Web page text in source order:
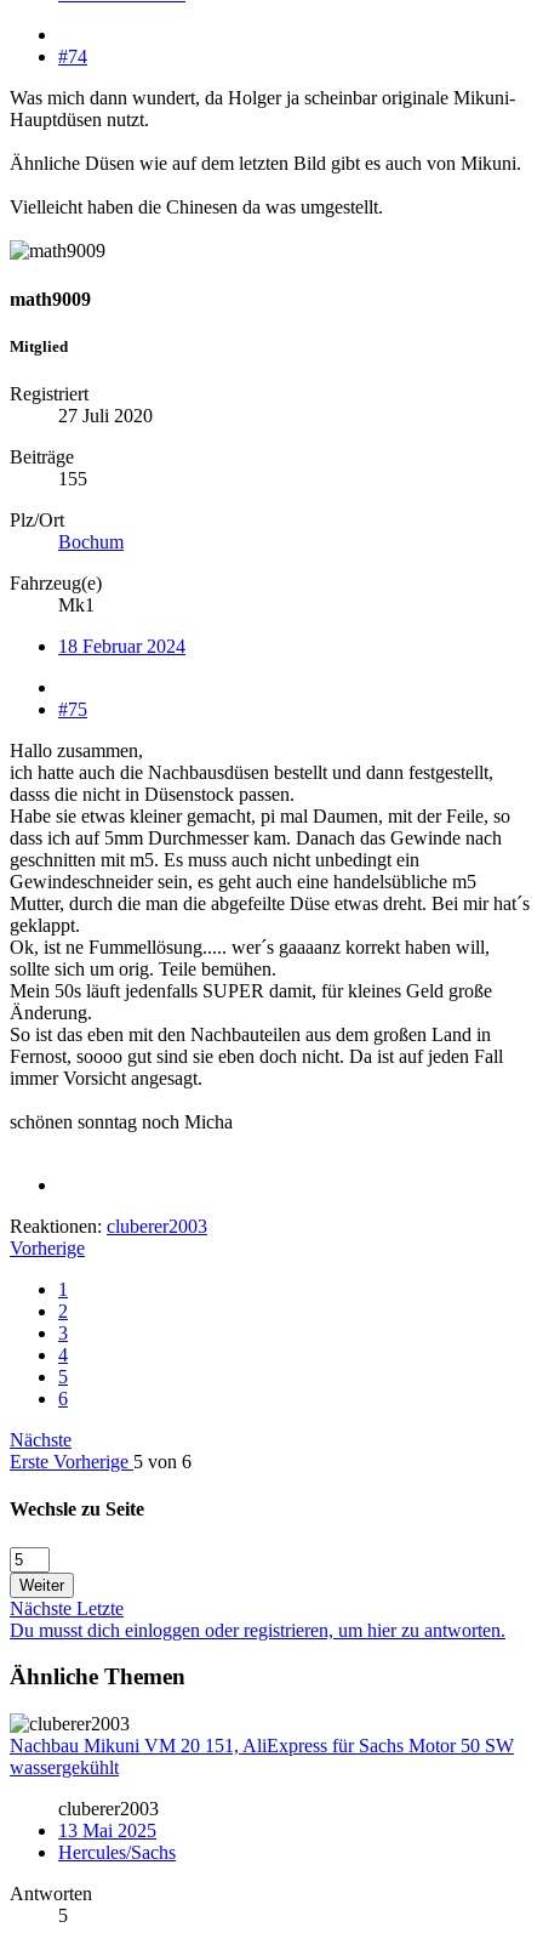
#74
Was mich dann wundert, da Holger ja scheinbar originale Mikuni-
Hauptdüsen nutzt.
Ähnliche Düsen wie auf dem letzten Bild gibt es auch von Mikuni.
Vielleicht haben die Chinesen da was umgestellt.
math9009
Mitglied
Registriert
27 Juli 2020
Beiträge
155
Plz/Ort
Bochum
Fahrzeug(e)
Mk1
18 Februar 2024
#75
Hallo zusammen,
ich hatte auch die Nachbausdüsen bestellt und dann festgestellt,
dasss die nicht in Düsenstock passen.
Habe sie etwas kleiner gemacht, pi mal Daumen, mit der Feile, so
dass ich auf 5mm Durchmesser kam. Danach das Gewinde nach
geschnitten mit m5. Es muss auch nicht unbedingt ein
Gewindeschneider sein, es geht auch eine handelsübliche m5
Mutter, durch die man die abgefeilte Düse etwas dreht. Bei mir hat´s
geklappt.
Ok, ist ne Fummellösung..... wer´s gaaaanz korrekt haben will,
sollte sich um orig. Teile bemühen.
Mein 50s läuft jedenfalls SUPER damit, für kleines Geld große
Änderung.
So ist das eben mit den Nachbauteilen aus dem großen Land in
Fernost, soooo gut sind sie eben doch nicht. Da ist auf jeden Fall
immer Vorsicht angesagt.
schönen sonntag noch Micha
Reaktionen: cluberer2003
Vorherige
1
2
3
4
5
6
Nächste
Erste Vorherige 5 von 6
Wechsle zu Seite
Weiter
Nächste Letzte
Du musst dich einloggen oder registrieren, um hier zu antworten.
Ähnliche Themen
Nachbau Mikuni VM 20 151, AliExpress für Sachs Motor 50 SW
wassergekühlt
cluberer2003
13 Mai 2025
Hercules/Sachs
Antworten
5